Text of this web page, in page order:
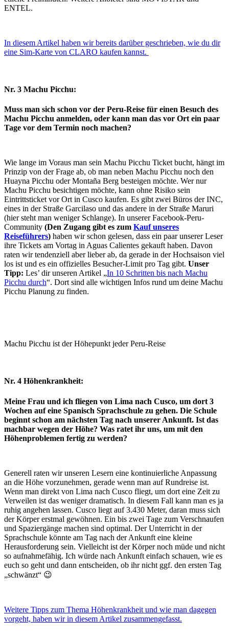
ENTEL.
In diesem Artikel haben wir bereits darüber geschrieben, wie du dir
eine Sim-Karte von CLARO kaufen kannst.
Nr. 3 Machu Picchu:
Muss man sich schon vor der Peru-Reise für einen Besuch des
Machu Picchu anmelden, oder kann man das vor Ort ein paar
Tage vor dem Termin noch machen?
Wie lange im Voraus man sein Machu Picchu Ticket bucht, hängt im
Prinzip von der Frage ab, ob man neben Machu Picchu noch den
Huayna Picchu oder Montaña Berg besteigen möchte. Wer nur
Machu Picchu besichtigen möchte, kann ohne Risiko sein
Eintrittsticket vor Ort in Cusco kaufen. Es gibt zwei Büros der INC,
eines in der Straße Garcilaso und das andere in der Straße Maruri
(hier steht man weniger Schlange). In unserer Facebook-Peru-
Community (Den Zugang gibt es zum Kauf unseres
Reiseführers) haben wir schon gelesen, dass ein paar unserer Leser
ihre Tickets am Vortag in Aguas Calientes gekauft haben. Davon
raten wir tendenziell aber lieber ab, da gerade in der Hochsaison viel
los ist und es ein offizielles Besucher-Limit pro Tag gibt. Unser
Tipp: Les’ dir unseren Artikel „In 10 Schritten bis nach Machu
Picchu durch“. Dort sind alle wichtigen Infos rund um deine Machu
Picchu Planung zu finden.
Machu Picchu ist der Höhepunkt jeder Peru-Reise
Nr. 4 Höhenkrankheit:
Meine Frau und ich fliegen von Lima nach Cusco, um dort 3
Wochen auf eine Spanisch Sprachschule zu gehen. Die Schule
beginnt schon am nächsten Tag nach unserer Ankunft. Ist das
machbar wegen der Höhe? Was ratet ihr uns, um mit den
Höhenproblemen fertig zu werden?
Generell raten wir unseren Lesern eine kontinuierliche Anpassung
an die Höhe vorzunehmen, gerade wenn man auf Rundreise ist.
Wenn man direkt von Lima nach Cusco fliegt, um dort eine Zeit zu
Verweilen ist das weniger dramatisch. In diesem Fall kann man es ja
ruhig angehen lassen. Cusco liegt auf 3.430 Meter, daran muss sich
der Körper erstmal gewöhnen. Ein bis zwei Tage zum Verschnaufen
und Spaziergänge machen sind optimal. Der Unterricht in der
Sprachschule könnte am Tag nach der Ankunft eine kleine
Herausforderung sein. Vielleicht ist der Körper noch müde und nicht
so aufnahmefähig. Ich würde nach Ankunft einfach schauen, wie es
euch so geht und dann entscheiden, ob ihr nicht ggf. den ersten Tag
„schwänzt“ 😉
Weitere Tipps zum Thema Höhenkrankheit und wie man dagegen
vorgeht, haben wir in diesem Artikel zusammengefasst.